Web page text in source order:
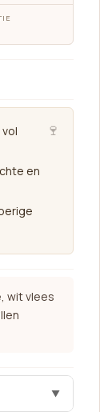
🍷
en
wit vlees
▼